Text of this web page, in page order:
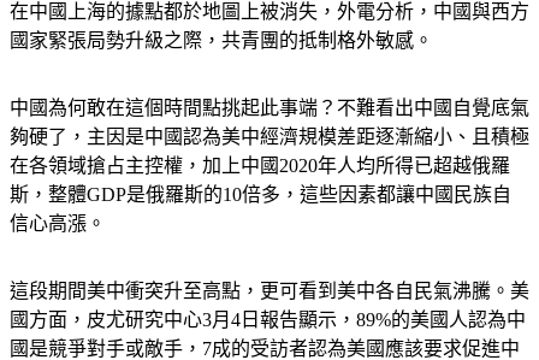
新疆棉花」，現被中國共青團（CYL）翻出來痛批抵制，連
在中國上海的據點都於地圖上被消失，外電分析，中國與西方
中國為何敢在這個時間點挑起此事端？不難看出中國自覺底氣
夠硬了，主因是中國認為美中經濟規模差距逐漸縮小、且積極
在各領域搶占主控權，加上中國2020年人均所得已超越俄羅
斯，整體GDP是俄羅斯的10倍多，這些因素都讓中國民族自
這段期間美中衝突升至高點，更可看到美中各自民氣沸騰。美
國方面，皮尤研究中心3月4日報告顯示，89%的美國人認為中